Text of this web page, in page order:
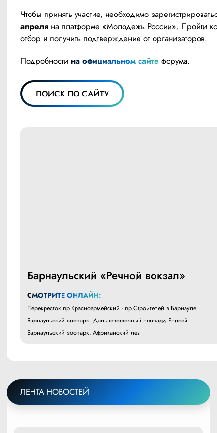
Чтобы принять участие, необходимо
апреля на платформе «Молодежь России». Пройти
отбор и получить подтверждение от организаторов.
Подробности на официальном сайте форума.
ПОИСК ПО САЙТУ
Барнаульский «Речной вокзал»
СМОТРИТЕ ОНЛАЙН:
Перекресток пр.Красноармейский - пр.Строителей в Барнауле
Барнаульский зоопарк. Дальневосточный леопард Елисей
Барнаульский зоопарк. Африканский лев
ЛЕНТА НОВОСТЕЙ